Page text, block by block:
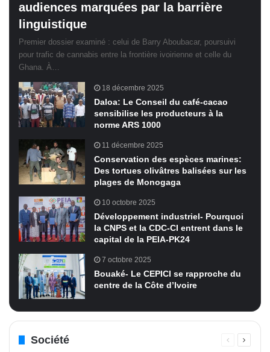
audiences marquées par la barrière
linguistique
Premier dossier examiné : celui de Barry Aboubacar, poursuivi
pour trafic de cannabis entre la frontière ivoirienne et celle du
Ghana. À…
18 décembre 2025
Daloa: Le Conseil du café-cacao
sensibilise les producteurs à la
norme ARS 1000
11 décembre 2025
Conservation des espèces marines:
Des tortues olivâtres balisées sur les
plages de Monogaga
10 octobre 2025
Développement industriel- Pourquoi
la CNPS et la CDC-CI entrent dans le
capital de la PEIA-PK24
7 octobre 2025
Bouaké- Le CEPICI se rapproche du
centre de la Côte d’Ivoire
Société
PagePage